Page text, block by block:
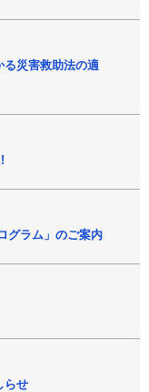
る災害救助法の適
グラム」のご案内
らせ